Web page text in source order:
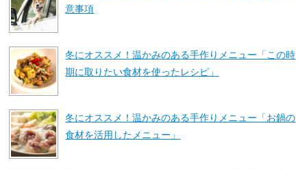
意事項
冬にオススメ！温かみのある手作りメニュー「この時
期に取りたい食材を使ったレシピ」
冬にオススメ！温かみのある手作りメニュー「お鍋の
食材を活用したメニュー」